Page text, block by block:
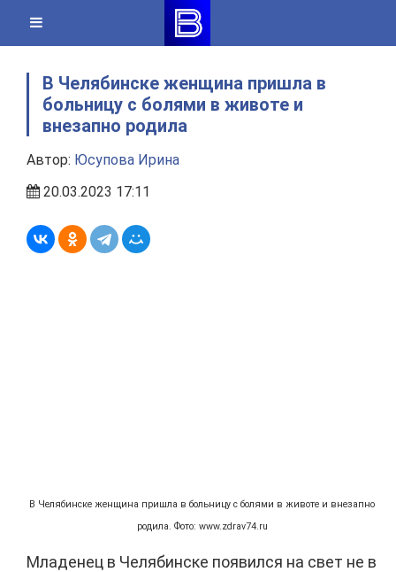
content
В Челябинске женщина пришла в
больницу с болями в животе и
внезапно родила
Автор: Юсупова Ирина
20.03.2023 17:11
В Челябинске женщина пришла в больницу с болями в животе и внезапно
родила. Фото: www.zdrav74.ru
Младенец в Челябинске появился на свет не в